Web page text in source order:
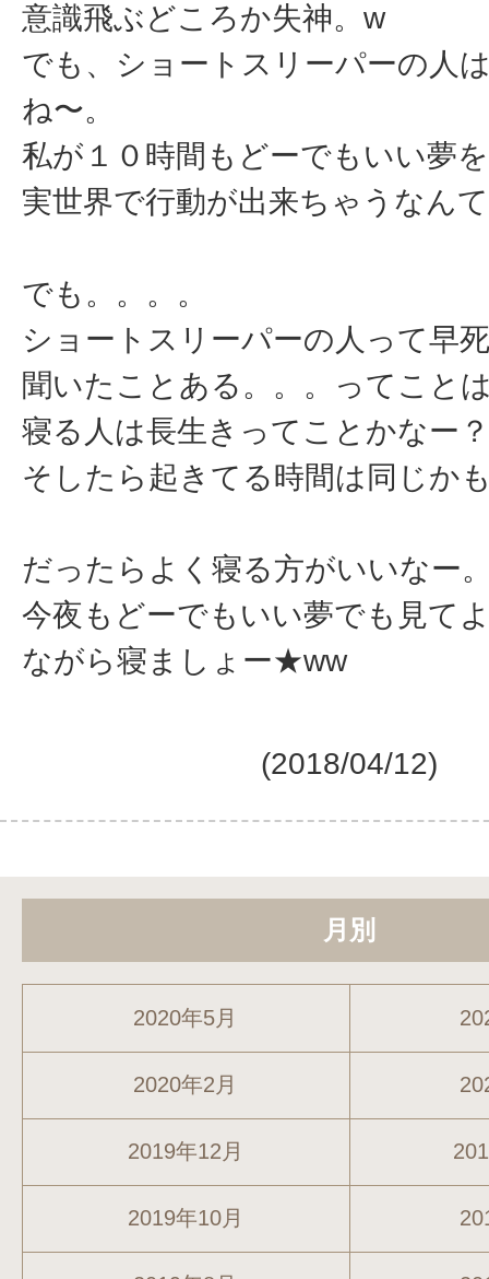
意識飛ぶどころか失神。w
でも、ショートスリーパーの人
ね〜。
私が１０時間もどーでもいい夢
実世界で行動が出来ちゃうなん
でも。。。。
ショートスリーパーの人って早
聞いたことある。。。ってこと
寝る人は長生きってことかなー？
そしたら起きてる時間は同じか
だったらよく寝る方がいいなー
今夜もどーでもいい夢でも見て
ながら寝ましょー★ww
(2018/04/12)
月別
2020年5月
2020年2月
2019年12月
2019年10月